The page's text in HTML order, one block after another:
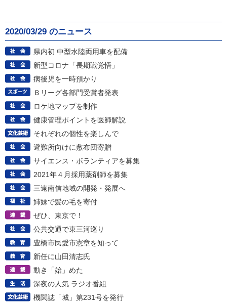
2020/03/29 のニュース
県内初 中型水陸両用車を配備
新型コロナ「長期戦覚悟」
病後児を一時預かり
Ｂリーグ各部門受賞者発表
ロケ地マップを制作
健康管理ポイントを医師解説
それぞれの個性を楽しんで
避難所向けに敷布団寄贈
サイエンス・ボランティアを募集
2021年４月採用薬剤師を募集
三遠南信地域の開発・発展へ
姉妹で髪の毛を寄付
ぜひ、東京で！
公共交通で東三河巡り
豊橋市民愛市憲章を知って
新任に山田清志氏
動き「始」めた
深夜の人気 ラジオ番組
機関誌「城」第231号を発行